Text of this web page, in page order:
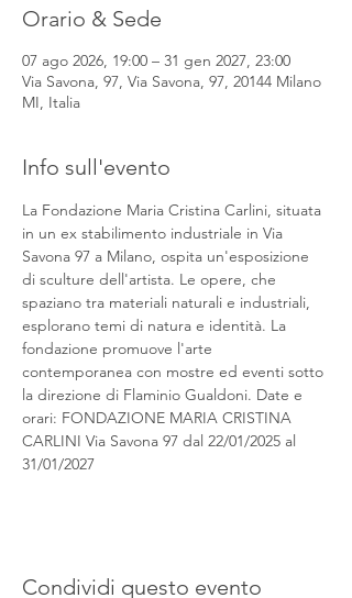
Orario & Sede
07 ago 2026, 19:00 – 31 gen 2027, 23:00
Via Savona, 97, Via Savona, 97, 20144 Milano
MI, Italia
Info sull'evento
La Fondazione Maria Cristina Carlini, situata
in un ex stabilimento industriale in Via
Savona 97 a Milano, ospita un'esposizione
di sculture dell'artista. Le opere, che
spaziano tra materiali naturali e industriali,
esplorano temi di natura e identità. La
fondazione promuove l'arte
contemporanea con mostre ed eventi sotto
la direzione di Flaminio Gualdoni. Date e
orari: FONDAZIONE MARIA CRISTINA
CARLINI Via Savona 97 dal 22/01/2025 al
31/01/2027
Condividi questo evento